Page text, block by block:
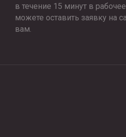
в течение 15 минут в
можете оставить заявку на
вам.